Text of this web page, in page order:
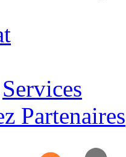
Services
Partenaires